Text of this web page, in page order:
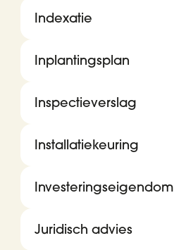
Indexatie
Inplantingsplan
Inspectieverslag
Installatiekeuring
Investeringseigendom
Juridisch advies